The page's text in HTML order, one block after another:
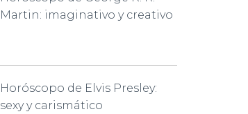
Martin: imaginativo y creativo
Horóscopo de Elvis Presley:
sexy y carismático